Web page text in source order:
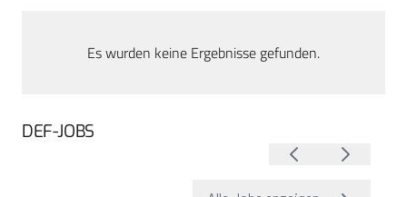
Es wurden keine Ergebnisse gefunden.
DEF-JOBS